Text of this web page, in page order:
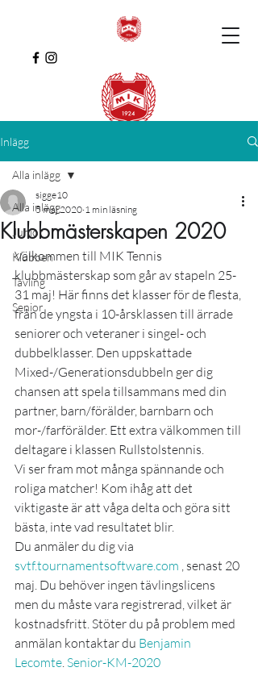
Inlägg
Alla inlägg
Junior
Klubben
Tävling
Senior
Alla inlägg
Klubbmästerskapen 2020
sigge10
5 maj 2020 1 min läsning
Välkommen till MIK Tennis
klubbmästerskap som går av stapeln 25-
31 maj! Här finns det klasser för de flesta,
från de yngsta i 10-årsklassen till ärrade
seniorer och veteraner i singel- och
dubbelklasser. Den uppskattade
Mixed-/Generationsdubbeln ger dig
chansen att spela tillsammans med din
partner, barn/förälder, barnbarn och
mor-/farförälder. Ett extra välkommen till
deltagare i klassen Rullstolstennis.
Vi ser fram mot många spännande och
roliga matcher! Kom ihåg att det
viktigaste är att våga delta och göra sitt
bästa, inte vad resultatet blir.
Du anmäler du dig via
svtf.tournamentsoftware.com , senast 20
maj. Du behöver ingen tävlingslicens
men du måste vara registrerad, vilket är
kostnadsfritt. Stöter du på problem med
anmälan kontaktar du Benjamin
Lecomte. Senior-KM-2020